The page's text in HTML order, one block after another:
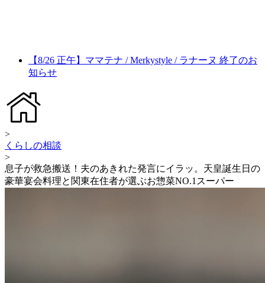
【8/26 正午】ママテナ / Merkystyle / ラナーヌ 終了のお
知らせ
>
くらしの相談
>
息子が救急搬送！夫のあきれた発言にイラッ。天皇誕生日の
豪華宴会料理と関東在住者が選ぶお惣菜NO.1スーパー